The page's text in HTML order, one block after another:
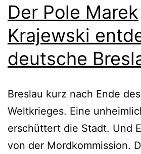
Der Pole Marek
Krajewski
deutsche
Breslau kurz nach Ende
Weltkrieges. Eine
erschüttert die Stadt. Und
von der Mordkommission.